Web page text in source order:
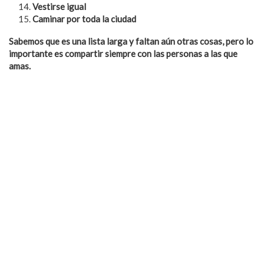
Vestirse igual
Caminar por toda la ciudad
Sabemos que es una lista larga y faltan aún otras cosas, pero lo
importante es compartir siempre con las personas a las que
amas.